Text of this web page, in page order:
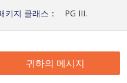
키지 클래스：
PG III.
귀하의 메시지